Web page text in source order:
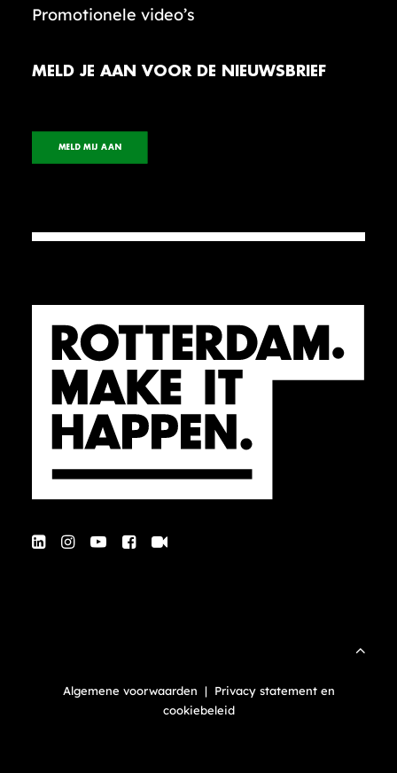
Promotionele video’s
MELD JE AAN VOOR DE NIEUWSBRIEF
MELD MIJ AAN
Algemene voorwaarden | Privacy statement en
cookiebeleid